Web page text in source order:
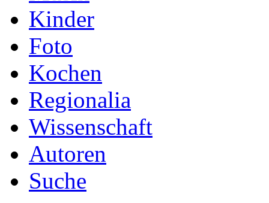
Kinder
Foto
Kochen
Regionalia
Wissenschaft
Autoren
Suche